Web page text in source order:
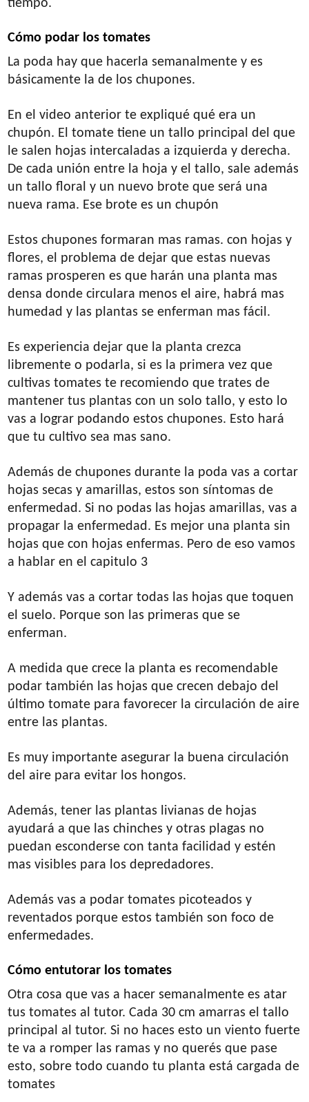
tiempo.
Cómo podar los tomates
La poda hay que hacerla semanalmente y es
básicamente la de los chupones.
En el video anterior te expliqué qué era un
chupón. El tomate tiene un tallo principal del que
le salen hojas intercaladas a izquierda y derecha.
De cada unión entre la hoja y el tallo, sale además
un tallo floral y un nuevo brote que será una
nueva rama. Ese brote es un chupón
Estos chupones formaran mas ramas. con hojas y
flores, el problema de dejar que estas nuevas
ramas prosperen es que harán una planta mas
densa donde circulara menos el aire, habrá mas
humedad y las plantas se enferman mas fácil.
Es experiencia dejar que la planta crezca
libremente o podarla, si es la primera vez que
cultivas tomates te recomiendo que trates de
mantener tus plantas con un solo tallo, y esto lo
vas a lograr podando estos chupones. Esto hará
que tu cultivo sea mas sano.
Además de chupones durante la poda vas a cortar
hojas secas y amarillas, estos son síntomas de
enfermedad. Si no podas las hojas amarillas, vas a
propagar la enfermedad. Es mejor una planta sin
hojas que con hojas enfermas. Pero de eso vamos
a hablar en el capitulo 3
Y además vas a cortar todas las hojas que toquen
el suelo. Porque son las primeras que se
enferman.
A medida que crece la planta es recomendable
podar también las hojas que crecen debajo del
último tomate para favorecer la circulación de aire
entre las plantas.
Es muy importante asegurar la buena circulación
del aire para evitar los hongos.
Además, tener las plantas livianas de hojas
ayudará a que las chinches y otras plagas no
puedan esconderse con tanta facilidad y estén
mas visibles para los depredadores.
Además vas a podar tomates picoteados y
reventados porque estos también son foco de
enfermedades.
Cómo entutorar los tomates
Otra cosa que vas a hacer semanalmente es atar
tus tomates al tutor. Cada 30 cm amarras el tallo
principal al tutor. Si no haces esto un viento fuerte
te va a romper las ramas y no querés que pase
esto, sobre todo cuando tu planta está cargada de
tomates